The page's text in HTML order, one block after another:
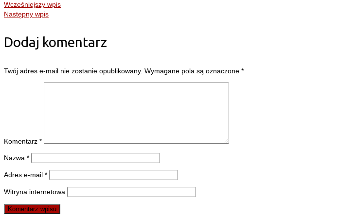
Wcześniejszy wpis
Następny wpis
Dodaj komentarz
Twój adres e-mail nie zostanie opublikowany. Wymagane pola są oznaczone *
Komentarz *
Nazwa *
Adres e-mail *
Witryna internetowa